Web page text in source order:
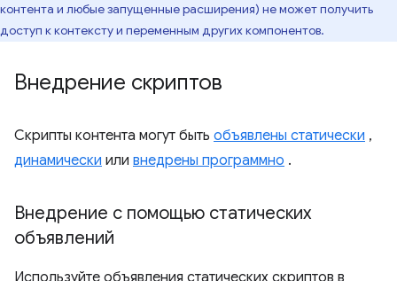
контента и любые запущенные расширения) не может получить
доступ к контексту и переменным других компонентов.
Внедрение скриптов
Скрипты контента могут быть объявлены статически ,
динамически или внедрены программно .
Внедрение с помощью статических
объявлений
Используйте объявления статических скриптов в